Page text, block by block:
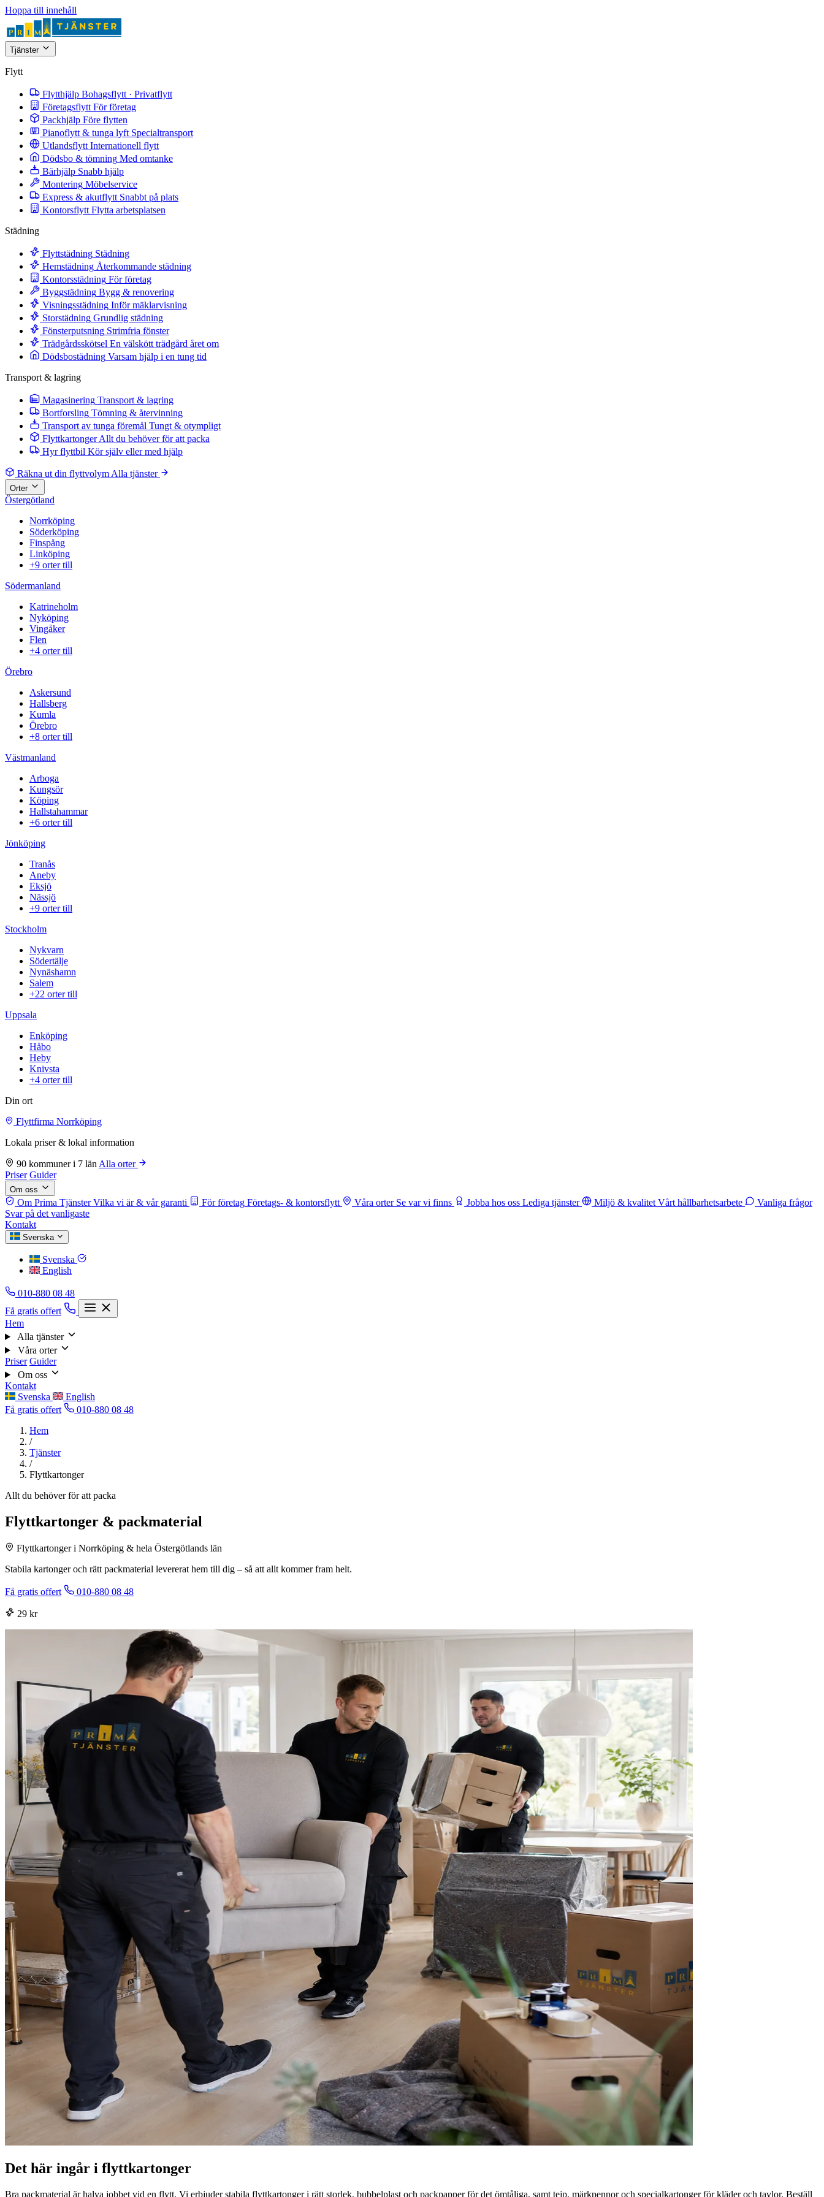
Hoppa till innehåll
Tjänster
Flytt
Flytthjälp Bohagsflytt · Privatflytt
Företagsflytt För företag
Packhjälp Före flytten
Pianoflytt & tunga lyft Specialtransport
Utlandsflytt Internationell flytt
Dödsbo & tömning Med omtanke
Bärhjälp Snabb hjälp
Montering Möbelservice
Express & akutflytt Snabbt på plats
Kontorsflytt Flytta arbetsplatsen
Städning
Flyttstädning Städning
Hemstädning Återkommande städning
Kontorsstädning För företag
Byggstädning Bygg & renovering
Visningsstädning Inför mäklarvisning
Storstädning Grundlig städning
Fönsterputsning Strimfria fönster
Trädgårdsskötsel En välskött trädgård året om
Dödsbostädning Varsam hjälp i en tung tid
Transport & lagring
Magasinering Transport & lagring
Bortforsling Tömning & återvinning
Transport av tunga föremål Tungt & otympligt
Flyttkartonger Allt du behöver för att packa
Hyr flyttbil Kör själv eller med hjälp
Räkna ut din flyttvolym Alla tjänster
Orter
Östergötland
Norrköping
Söderköping
Finspång
Linköping
+9 orter till
Södermanland
Katrineholm
Nyköping
Vingåker
Flen
+4 orter till
Örebro
Askersund
Hallsberg
Kumla
Örebro
+8 orter till
Västmanland
Arboga
Kungsör
Köping
Hallstahammar
+6 orter till
Jönköping
Tranås
Aneby
Eksjö
Nässjö
+9 orter till
Stockholm
Nykvarn
Södertälje
Nynäshamn
Salem
+22 orter till
Uppsala
Enköping
Håbo
Heby
Knivsta
+4 orter till
Din ort
Flyttfirma Norrköping
Lokala priser & lokal information
90 kommuner i 7 län Alla orter
Priser Guider
Om oss
Om Prima Tjänster Vilka vi är & vår garanti För företag Företags- & kontorsflytt Våra orter Se var vi finns Jobba hos oss Lediga tjänster Miljö & kvalitet Vårt hållbarhetsarbete
Vanliga frågor
Svar på det vanligaste
Kontakt
Svenska
Svenska
English
010-880 08 48
Få gratis offert
Hem
Alla tjänster
Våra orter
Priser Guider
Om oss
Kontakt
Svenska
English
Få gratis offert
010-880 08 48
Hem
/
Tjänster
/
Flyttkartonger
Allt du behöver för att packa
Flyttkartonger & packmaterial
Flyttkartonger i Norrköping & hela Östergötlands län
Stabila kartonger och rätt packmaterial levererat hem till dig – så att allt kommer fram helt.
Få gratis offert 010-880 08 48
29 kr
Det här ingår i flyttkartonger
Bra packmaterial är halva jobbet vid en flytt. Vi erbjuder stabila flyttkartonger i rätt storlek, bubbelplast och packpapper för det ömtåliga, samt tejp, märkpennor och specialkartonger för kläder och tavlor. Beställ